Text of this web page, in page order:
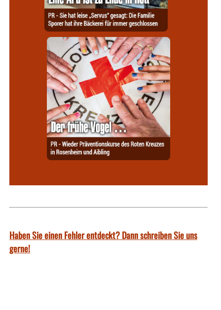
Haben Sie einen Fehler entdeckt? Dann schreiben Sie uns
gerne!